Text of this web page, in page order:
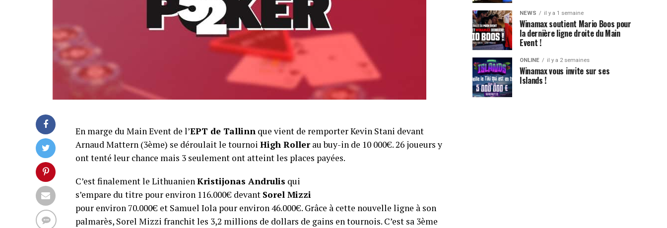
En marge du Main Event de l’EPT de Tallinn que vient de remporter Kevin Stani devant
Arnaud Mattern (3ème) se déroulait le tournoi High Rollerau buy-in de 10 000€. 26 joueurs y
ont tenté leur chance mais 3 seulement ont atteint les places payées.
C’est finalement le LithuanienKristijonas Andrulis qui
s’empare du titre pour environ 116.000€ devant Sorel Mizzi
pour environ 70.000€ et Samuel Iola pour environ 46.000€. Grâce à cette nouvelle ligne à son
palmarès, Sorel Mizzi franchit les 3,2 millions de dollars de gains en tournois. C’est sa 3ème
NEWS il y a 1 semaine
Winamax soutient Mario Boos pour
la dernière ligne droite du Main
Event !
ONLINE il y a 2 semaines
Winamax vous invite sur ses
Islands !